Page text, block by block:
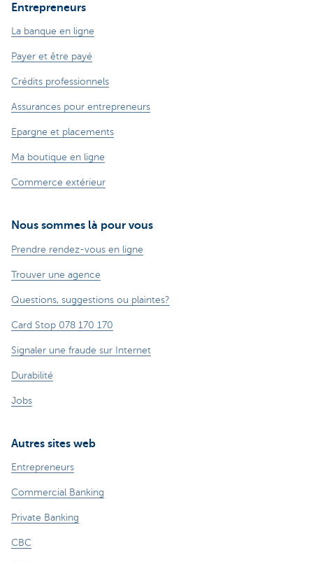
Entrepreneurs
La banque en ligne
Payer et être payé
Crédits professionnels
Assurances pour entrepreneurs
Epargne et placements
Ma boutique en ligne
Commerce extérieur
Nous sommes là pour vous
Prendre rendez-vous en ligne
Trouver une agence
Questions, suggestions ou plaintes?
Card Stop 078 170 170
Signaler une fraude sur Internet
Durabilité
Jobs
Autres sites web
Entrepreneurs
Commercial Banking
Private Banking
CBC